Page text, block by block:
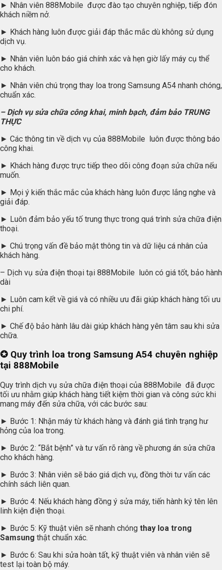
► Nhân viên 888Mobile được đào tạo chuyên nghiệp, tiếp đón
khách niềm nở.
► Khách hàng luôn được giải đáp thắc mắc dù không sử dụng
dịch vụ.
► Nhân viên luôn báo giá chính xác và hẹn giờ lấy máy cụ thể
cho khách.
► Nhân viên chú trọng thay loa trong Samsung A54 nhanh chóng,
chuẩn xác.
– Dịch vụ sửa chữa công khai, minh bạch, đảm bảo TRUNG
THỰC
► Các thông tin về dịch vụ của 888Mobile luôn được thông báo
công khai.
► Khách hàng được trực tiếp theo dõi công đoạn sửa chữa nếu
muốn.
► Mọi ý kiến thắc mắc của khách hàng luôn được lắng nghe và
giải đáp.
► Luôn đảm bảo yếu tố trung thực trong quá trình sửa chữa điện
thoại.
► Chú trọng vấn đề bảo mật thông tin và dữ liệu cá nhân của
khách hàng.
– Dịch vụ sửa điện thoại tại 888Mobile luôn có giá tốt, bảo hành
dài
► Luôn cam kết về giá và có nhiều ưu đãi giúp khách hàng tối ưu
chi phí.
► Chế độ bảo hành lâu dài giúp khách hàng yên tâm sau khi sửa
chữa.
✪ Quy trình loa trong Samsung A54 chuyên nghiệp
tại 888Mobile
Quy trình dịch vụ sửa chữa điện thoại của 888Mobile đã được
tối ưu nhằm giúp khách hàng tiết kiệm thời gian và công sức khi
mang máy đến sửa chữa, với các bước sau:
► Bước 1: Nhận máy từ khách hàng và đánh giá tình trạng hư
hỏng của loa trong.
► Bước 2: “Bắt bệnh” và tư vấn rõ ràng về phương án sửa chữa
cho khách hàng.
► Bước 3: Nhân viên sẽ báo giá dịch vụ, đồng thời tư vấn các
chính sách liên quan.
► Bước 4: Nếu khách hàng đồng ý sửa máy, tiến hành ký tên lên
linh kiện điện thoại.
► Bước 5: Kỹ thuật viên sẽ nhanh chóng thay loa trong
Samsung thật chuẩn xác.
► Bước 6: Sau khi sửa hoàn tất, kỹ thuật viên và nhân viên sẽ
test lại toàn bộ máy.